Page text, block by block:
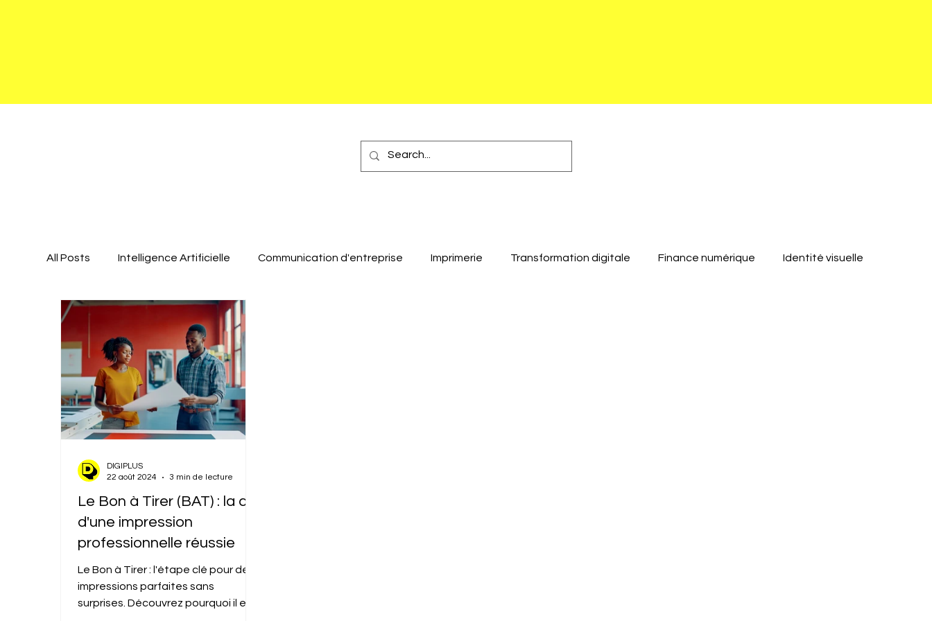
All Posts Intelligence Artificielle Communication d'entreprise Imprimerie Transformation digitale Finance numérique Identité visuelle
Le Bon à Tirer (BAT) : la clé
d'une impression
professionnelle réussie
Le Bon à Tirer : l'étape clé pour des
impressions parfaites sans
surprises. Découvrez pourquoi il est
DIGIPLUS
22 août 2024
3 min de lecture